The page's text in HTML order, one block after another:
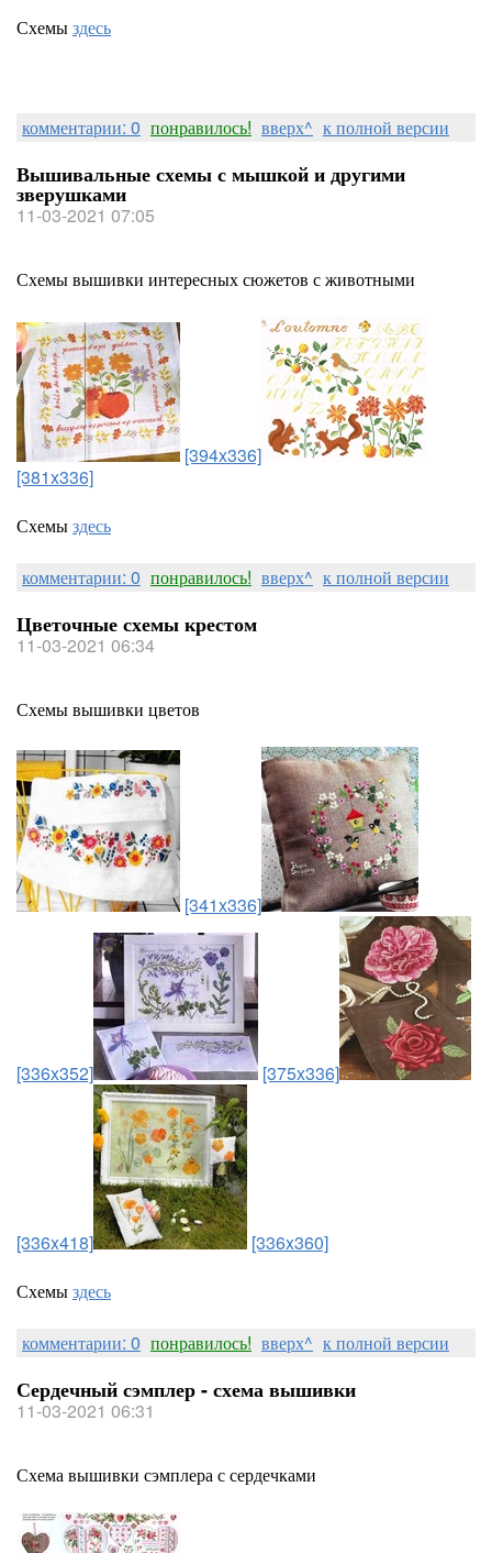
Схемыздесь
комментарии: 0 понравилось! вверх^ к полной версии
Вышивальные схемы с мышкой и другими
зверушками
11-03-2021 07:05
Схемы вышивки интересных сюжетов с животными
[394x336]
[381x336]
Схемыздесь
комментарии: 0 понравилось! вверх^ к полной версии
Цветочные схемы крестом
11-03-2021 06:34
Схемы вышивки цветов
[341x336]
[336x352] [375x336]
[336x418]
[336x360]
Схемыздесь
комментарии: 0 понравилось! вверх^ к полной версии
Сердечный сэмплер - схема вышивки
11-03-2021 06:31
Схема вышивки сэмплера с сердечками